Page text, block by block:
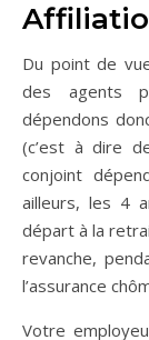
Du point de
des agents
dépendons
(c’est à dire
conjoint
ailleurs, les 4
départ à la
revanche,
l’assurance
Votre